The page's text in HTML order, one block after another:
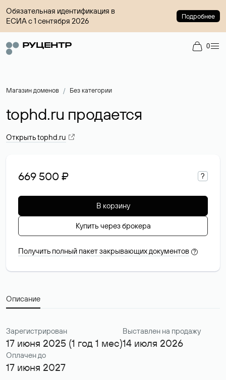
Обязательная идентификация в
ЕСИА с 1 сентября 2026
Подробнее
0
Магазин доменов Без категории
tophd.ru продается
Открыть tophd.ru
669 500 ₽ ?
В корзину
Купить через брокера
Получить полный пакет закрывающих документов ?
Описание
Зарегистрирован
17 июня 2025 (1 год 1 мес)
Выставлен на продажу
14 июля 2026
Оплачен до
17 июня 2027